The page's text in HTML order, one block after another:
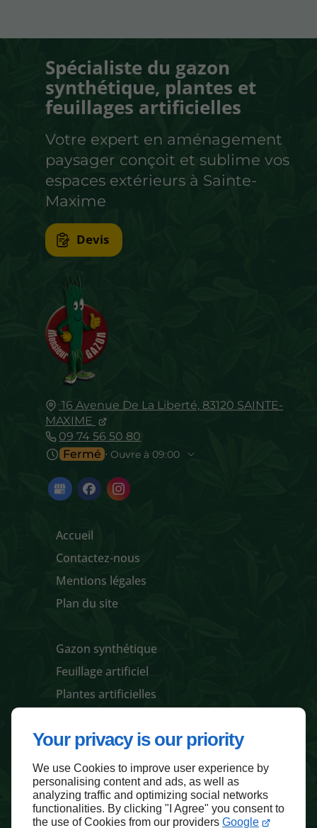
Your privacy is our priority
We use Cookies to improve user experience by
personalising content and ads, as well as
analyzing traffic and optimizing social networks
functionalities. By clicking "I Agree" you consent to
the use of Cookies from our providers Google
16 Avenue De La Liberté, 83120 SAINTE-
MAXIME
09 74 56 50 80
Fermé ⋅ Ouvre à 09:00
Accueil
Contactez-nous
Mentions légales
Plan du site
Gazon synthétique
Feuillage artificiel
Plantes artificielles
Spécialiste du gazon
synthétique, plantes et
feuillages artificielles
Votre expert en aménagement
paysager conçoit et sublime vos
espaces extérieurs à Sainte-
Maxime
Devis
Haut de page